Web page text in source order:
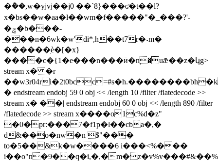
�݅��,w�yjvj��j0 ��`8}���ʛ�t��l?
x�bs��w�aa�l��wm�f� ����"�_���?'-
�ݘ�b���-
���n�6wk�w'di*,h��t7r�˖m�
������ֽѐ�[�x}
����c�{1�e���n���ӣ�n֚�uǣ��z�կg>
stream x� �r
� endstream endobj 59 0 obj << /length 10 /filter /flatedecode >>
stream x� ��| endstream endobj 60 0 obj << /length 890 /filter
/flatedecode >> stream x����o1ƈ%d�z"
�0�pr:���7�f1р�l��cba�,�
d&��o�nw�n $"���
to�5��&k�w����6 i���<%���
i��o"n�9��q�i,�,�